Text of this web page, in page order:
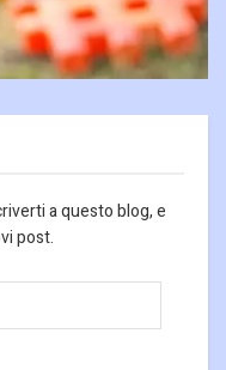
a questo blog, e
post.